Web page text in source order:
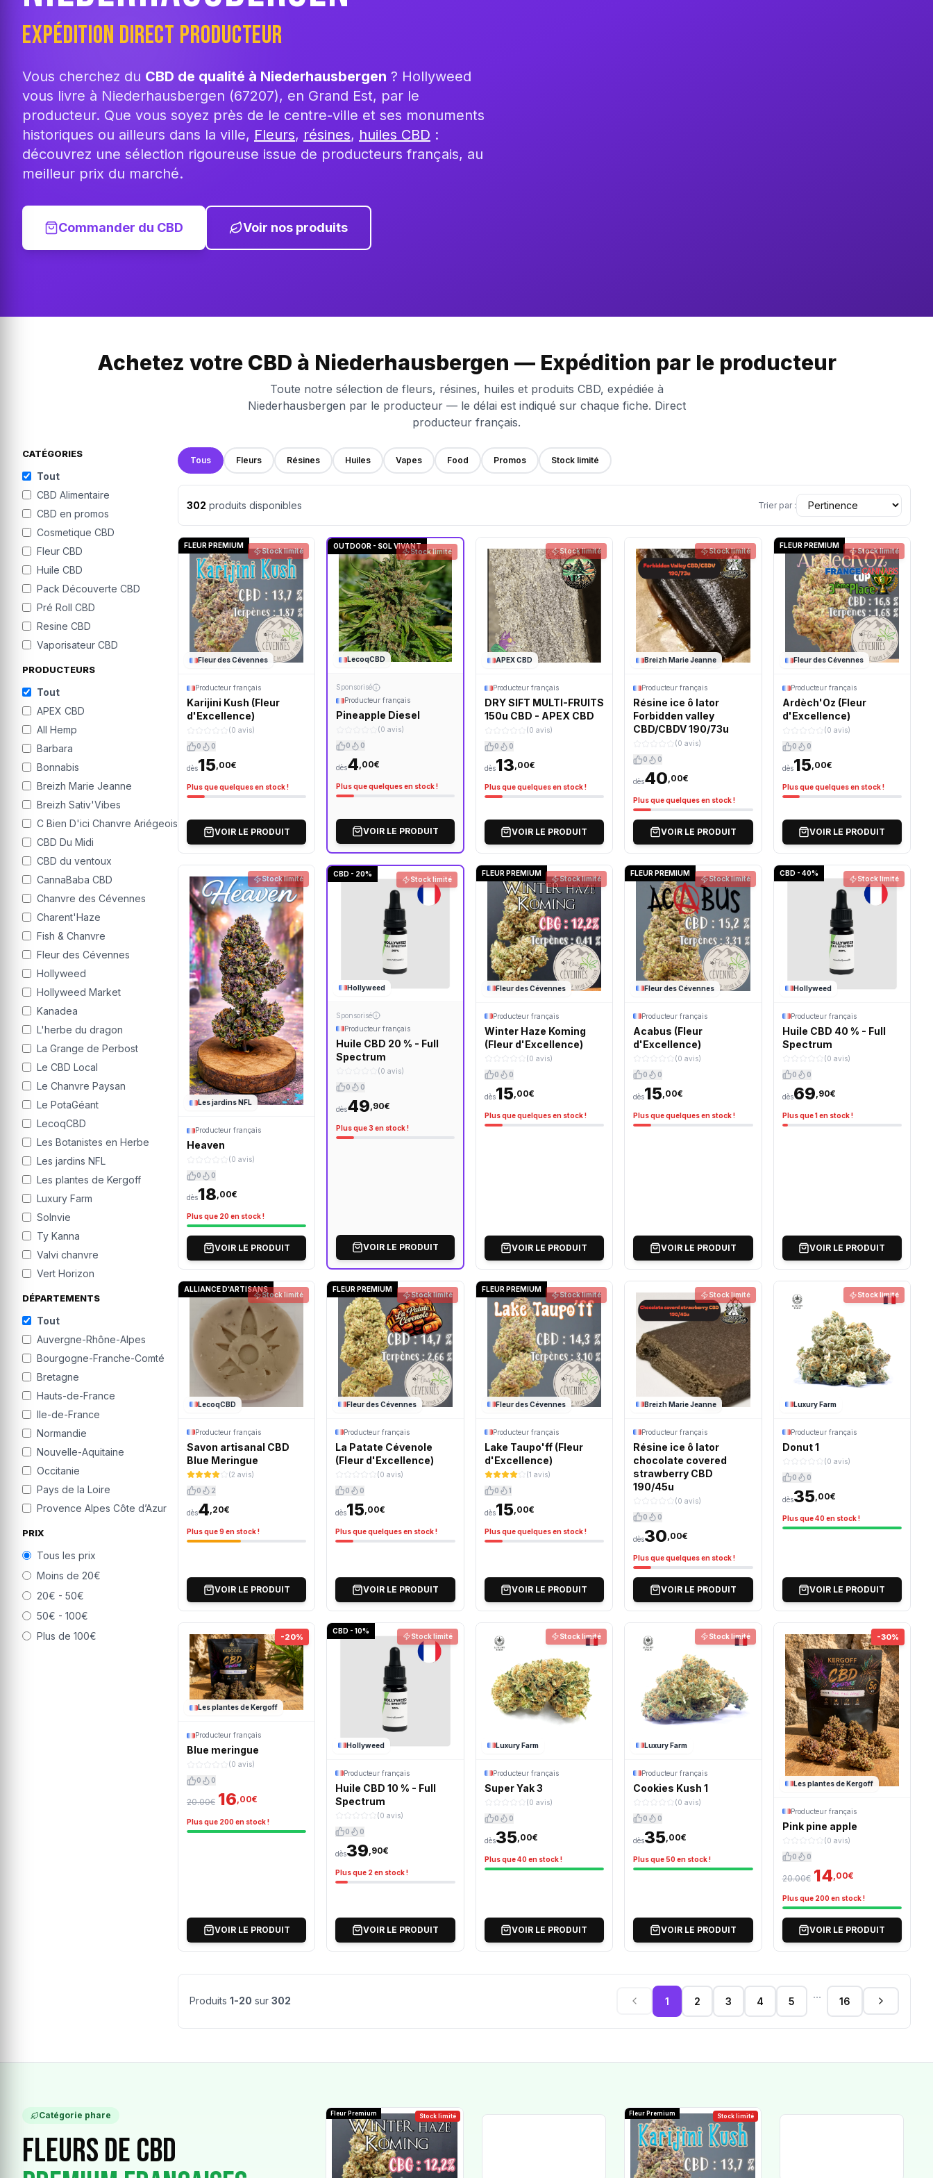
EXPÉDITION DIRECT PRODUCTEUR
Vous cherchez du CBD de qualité à Niederhausbergen ? Hollyweed
vous livre à Niederhausbergen (67207), en Grand Est, par le
producteur. Que vous soyez près de le centre-ville et ses monuments
historiques ou ailleurs dans la ville, Fleurs, résines, huiles CBD :
découvrez une sélection rigoureuse issue de producteurs français, au
meilleur prix du marché.
Commander du CBD Voir nos produits
Achetez votre CBD à Niederhausbergen — Expédition par le producteur
Toute notre sélection de fleurs, résines, huiles et produits CBD, expédiée à
Niederhausbergen par le producteur — le délai est indiqué sur chaque fiche. Direct
producteur français.
CATÉGORIES
Tout
CBD Alimentaire
CBD en promos
Cosmetique CBD
Fleur CBD
Huile CBD
Pack Découverte CBD
Pré Roll CBD
Resine CBD
Vaporisateur CBD
PRODUCTEURS
Tout
APEX CBD
All Hemp
Barbara
Bonnabis
Breizh Marie Jeanne
Breizh Sativ'Vibes
C Bien D'ici Chanvre Ariégeois
CBD Du Midi
CBD du ventoux
CannaBaba CBD
Chanvre des Cévennes
Charent'Haze
Fish & Chanvre
Fleur des Cévennes
Hollyweed
Hollyweed Market
Kanadea
L'herbe du dragon
La Grange de Perbost
Le CBD Local
Le Chanvre Paysan
Le PotaGéant
LecoqCBD
Les Botanistes en Herbe
Les jardins NFL
Les plantes de Kergoff
Luxury Farm
Solnvie
Ty Kanna
Valvi chanvre
Vert Horizon
DÉPARTEMENTS
Tout
Auvergne-Rhône-Alpes
Bourgogne-Franche-Comté
Bretagne
Hauts-de-France
Ile-de-France
Normandie
Nouvelle-Aquitaine
Occitanie
Pays de la Loire
Provence Alpes Côte d’Azur
PRIX
Tous les prix
Moins de 20€
20€ - 50€
50€ - 100€
Plus de 100€
Tous Fleurs Résines Huiles Vapes Food Promos Stock limité
302 produits disponibles Trier par :
Stock limité
FLEUR PREMIUM
Fleur des Cévennes
Producteur français
Karijini Kush (Fleur
d'Excellence)
(0 avis)
0
0
dès15,00€
Plus que quelques en stock !
VOIR LE PRODUIT
Stock limité
OUTDOOR - SOL VIVANT
LecoqCBD
Sponsorisé
Producteur français
Pineapple Diesel
(0 avis)
0
0
dès4,00€
Plus que quelques en stock !
VOIR LE PRODUIT
Stock limité
APEX CBD
Producteur français
DRY SIFT MULTI-FRUITS
150u CBD - APEX CBD
(0 avis)
0
0
dès13,00€
Plus que quelques en stock !
VOIR LE PRODUIT
Stock limité
Breizh Marie Jeanne
Producteur français
Résine ice ô lator
Forbidden valley
CBD/CBDV 190/73u
(0 avis)
0
0
dès40,00€
Plus que quelques en stock !
VOIR LE PRODUIT
Stock limité
FLEUR PREMIUM
Fleur des Cévennes
Producteur français
Ardèch'Oz (Fleur
d'Excellence)
(0 avis)
0
0
dès15,00€
Plus que quelques en stock !
VOIR LE PRODUIT
Stock limité
Les jardins NFL
Producteur français
Heaven
(0 avis)
0
0
dès18,00€
Plus que 20 en stock !
VOIR LE PRODUIT
Stock limité
CBD - 20%
Hollyweed
Sponsorisé
Producteur français
Huile CBD 20 % - Full
Spectrum
(0 avis)
0
0
dès49 ,90€
Plus que 3 en stock !
VOIR LE PRODUIT
Stock limité
FLEUR PREMIUM
Fleur des Cévennes
Producteur français
Winter Haze Koming
(Fleur d'Excellence)
(0 avis)
0
0
dès15,00€
Plus que quelques en stock !
VOIR LE PRODUIT
Stock limité
FLEUR PREMIUM
Fleur des Cévennes
Producteur français
Acabus (Fleur
d'Excellence)
(0 avis)
0
0
dès15 ,00€
Plus que quelques en stock !
VOIR LE PRODUIT
Stock limité
CBD - 40%
Hollyweed
Producteur français
Huile CBD 40 % - Full
Spectrum
(0 avis)
0
0
dès69 ,90€
Plus que 1 en stock !
VOIR LE PRODUIT
Stock limité
ALLIANCE D'ARTISANS
LecoqCBD
Producteur français
Savon artisanal CBD
Blue Meringue
(2 avis)
0
2
dès4 ,20€
Plus que 9 en stock !
VOIR LE PRODUIT
Stock limité
FLEUR PREMIUM
Fleur des Cévennes
Producteur français
La Patate Cévenole
(Fleur d'Excellence)
(0 avis)
0
0
dès15 ,00€
Plus que quelques en stock !
VOIR LE PRODUIT
Stock limité
FLEUR PREMIUM
Fleur des Cévennes
Producteur français
Lake Taupo'ff (Fleur
d'Excellence)
(1 avis)
0
1
dès15,00€
Plus que quelques en stock !
VOIR LE PRODUIT
Stock limité
Breizh Marie Jeanne
Producteur français
Résine ice ô lator
chocolate covered
strawberry CBD
190/45u
(0 avis)
0
0
dès30 ,00€
Plus que quelques en stock !
VOIR LE PRODUIT
Stock limité
Luxury Farm
Producteur français
Donut 1
(0 avis)
0
0
dès35,00€
Plus que 40 en stock !
VOIR LE PRODUIT
-20%
Les plantes de Kergoff
Producteur français
Blue meringue
(0 avis)
0
0
20.00€ 16,00€
Plus que 200 en stock !
VOIR LE PRODUIT
Stock limité
CBD - 10%
Hollyweed
Producteur français
Huile CBD 10 % - Full
Spectrum
(0 avis)
0
0
dès39 ,90€
Plus que 2 en stock !
VOIR LE PRODUIT
Stock limité
Luxury Farm
Producteur français
Super Yak 3
(0 avis)
0
0
dès35,00€
Plus que 40 en stock !
VOIR LE PRODUIT
Stock limité
Luxury Farm
Producteur français
Cookies Kush 1
(0 avis)
0
0
dès35 ,00€
Plus que 50 en stock !
VOIR LE PRODUIT
-30%
Les plantes de Kergoff
Producteur français
Pink pine apple
(0 avis)
0
0
20.00€ 14 ,00€
Plus que 200 en stock !
VOIR LE PRODUIT
Produits 1-20 sur 302 1 2 3 4 5
...
16
Catégorie phare
Fleurs de CBD
Stock limité
Fleur Premium Stock limité
Fleur Premium